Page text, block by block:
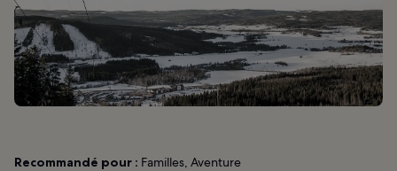
Recommandé pour : Familles, Aventure